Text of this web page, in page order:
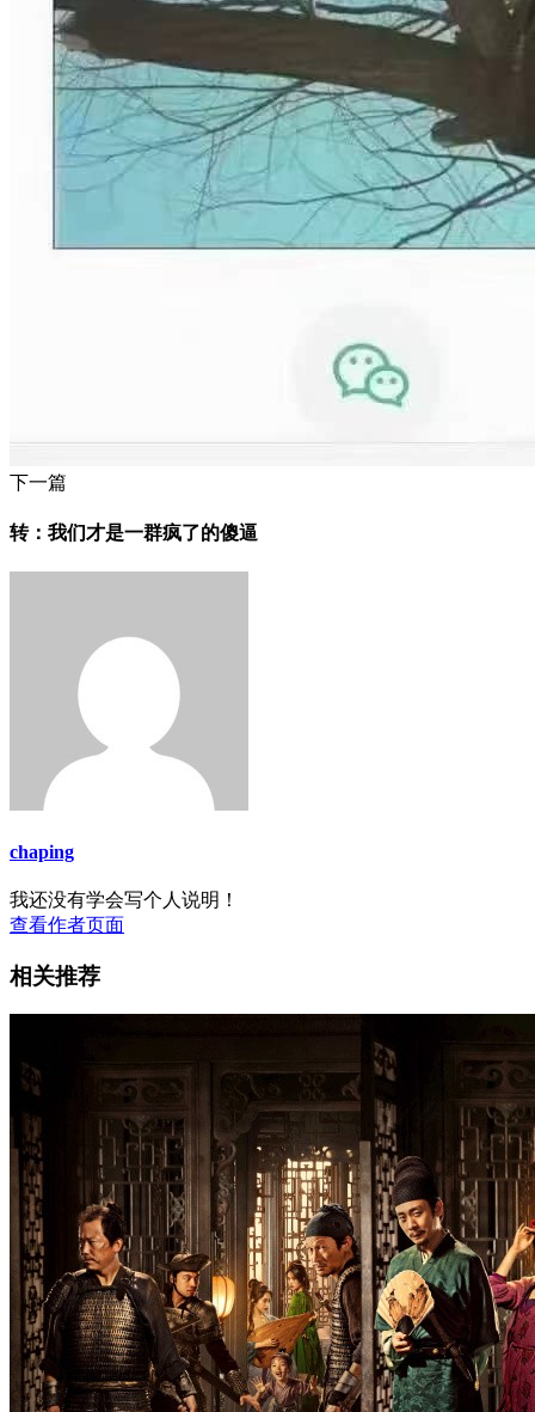
下一篇
转：我们才是一群疯了的傻逼
chaping
我还没有学会写个人说明！
查看作者页面
相关推荐